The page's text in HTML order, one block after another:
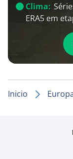
Clima:
ERA5 em
Inicio